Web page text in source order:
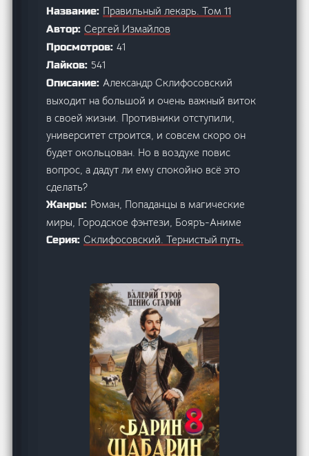
Название: Правильный лекарь. Том 11
Автор:Сергей Измайлов
Просмотров:41
Лайков: 541
Описание:Александр Склифосовский
выходит на большой и очень важный виток
в своей жизни. Противники отступили,
университет строится, и совсем скоро он
будет окольцован. Но в воздухе повис
вопрос, а дадут ли ему спокойно всё это
сделать?
Жанры: Роман, Попаданцы в магические
миры, Городское фэнтези, Бояръ-Аниме
Серия:Склифосовский. Тернистый путь.